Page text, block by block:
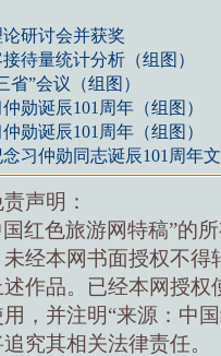
研讨会并获奖
待量统计分析（组图）
”会议（组图）
勋诞辰101周年（组图）
勋诞辰101周年（组图）
习仲勋同志诞辰101周年
声明：
红色旅游网特稿”的
经本网书面授权不得
作品。已经本网授权
，并注明“来源：中
究其相关法律责任。